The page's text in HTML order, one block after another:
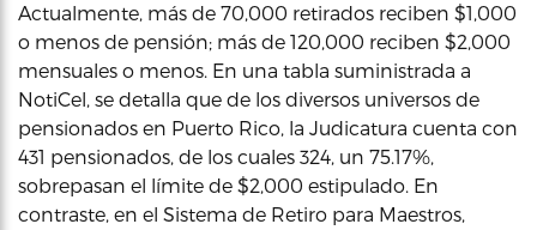
Actualmente, más de 70,000 retirados reciben $1,000
o menos de pensión; más de 120,000 reciben $2,000
mensuales o menos. En una tabla suministrada a
NotiCel, se detalla que de los diversos universos de
pensionados en Puerto Rico, la Judicatura cuenta con
431 pensionados, de los cuales 324, un 75.17%,
sobrepasan el límite de $2,000 estipulado. En
contraste, en el Sistema de Retiro para Maestros,